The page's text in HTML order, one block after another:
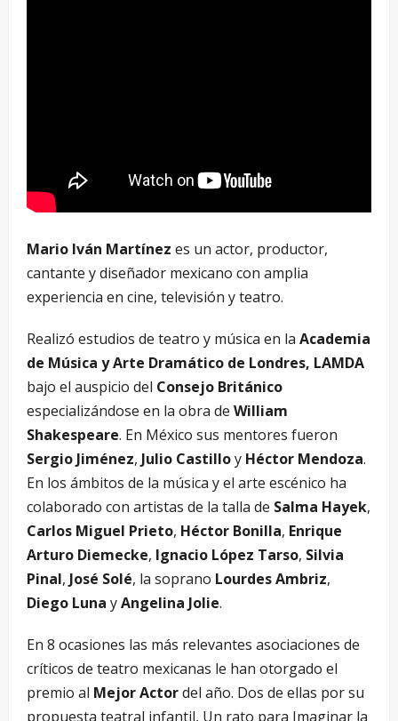
Mario Iván Martínez es un actor, productor,
cantante y diseñador mexicano con amplia
experiencia en cine, televisión y teatro.
Realizó estudios de teatro y música en la Academia
de Música y Arte Dramático de Londres, LAMDA
bajo el auspicio del Consejo Británico
especializándose en la obra de William
Shakespeare. En México sus mentores fueron
Sergio Jiménez, Julio Castilloy Héctor Mendoza.
En los ámbitos de la música y el arte escénico ha
colaborado con artistas de la talla de Salma Hayek,
Carlos Miguel Prieto, Héctor Bonilla, Enrique
Arturo Diemecke, Ignacio López Tarso, Silvia
Pinal, José Solé, la soprano Lourdes Ambriz,
Diego Luna yAngelina Jolie.
En 8 ocasiones las más relevantes asociaciones de
críticos de teatro mexicanas le han otorgado el
premio al Mejor Actordel año. Dos de ellas por su
propuesta teatral infantil, Un rato para Imaginar la